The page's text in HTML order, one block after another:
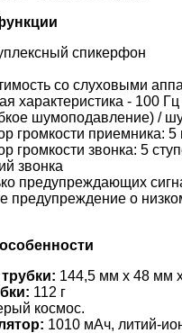
спикерфон
со слуховыми
характеристика - 100 Гц
шумоподавление) /
громкости приемника: 5
громкости звонка: 5
звонка
предупреждающих
предупреждение о
144,5 мм x 48 мм
112 г
космос.
1010 мАч, литий-